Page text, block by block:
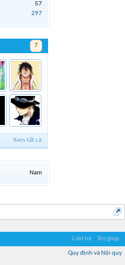
57
297
7
Xem tất cả
Nam
Liên hệ Trợ giúp
Quy định và Nội quy